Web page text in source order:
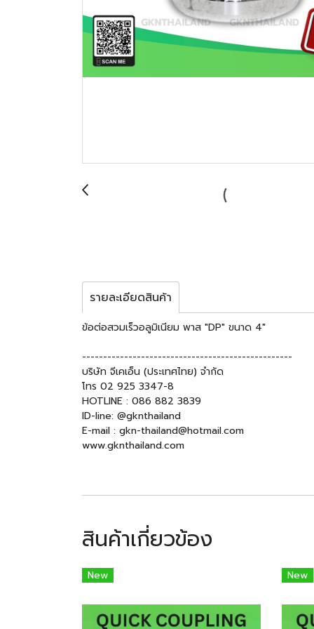
รายละเอียดสินค้า
ข้อต่อสวมเร็วอลูมิเนียม พาส "DP" ขนาด 4"
--------------------------------------------------
บริษัท จีเคเอ็น (ประเทศไทย) จำกัด
โทร 02 925 3347-8
HOTLINE : 086 882 3839
ID-line: @gknthailand
E-mail : gkn-thailand@hotmail.com
www.gknthailand.com
สินค้าเกี่ยวข้อง
New New